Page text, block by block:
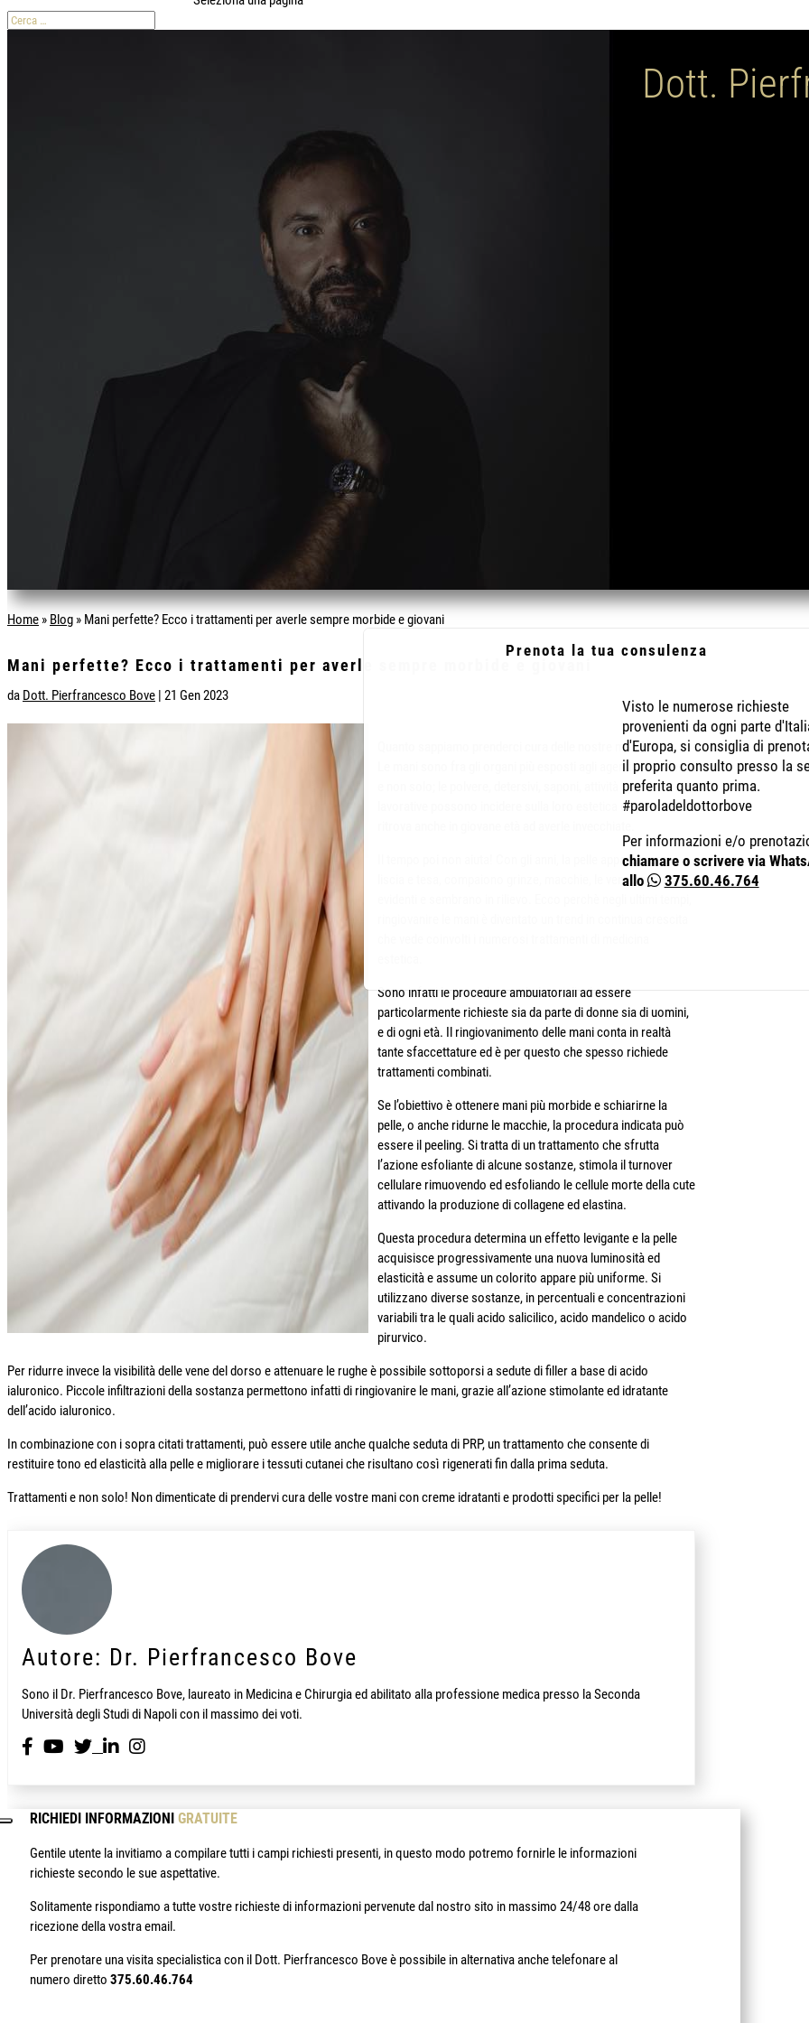
Dott.
Home » Blog » Mani perfette? Ecco i trattamenti per averle sempre morbide e giovani
Mani perfette? Ecco i trattamenti per averle sempre morbide e giovani
da Dott. Pierfrancesco Bove | 21 Gen 2023
Quanto sappiamo prenderci cura delle nostre mani?
Le mani sono fra gli organi più esposti agli agenti atmosferici
e non solo; le polvere, detersivi, saponi, attività sportive o
lavorative possono incidere sulla loro estetica e spesso ci si
Il tempo poi non aiuta! Con gli anni, la pelle appare meno
liscia e tesa, compaiono grinze, macchie, le vene sono più
Sono infatti le procedure ambulatoriali ad essere
particolarmente richieste sia da parte di donne sia di uomini,
e di ogni età. Il ringiovanimento delle mani conta in realtà
tante sfaccettature ed è per questo che spesso richiede
trattamenti combinati.
Se l’obiettivo è ottenere mani più morbide e schiarirne la
pelle, o anche ridurne le macchie, la procedura indicata può
essere il peeling. Si tratta di un trattamento che sfrutta
l’azione esfoliante di alcune sostanze, stimola il turnover
cellulare rimuovendo ed esfoliando le cellule morte della cute
attivando la produzione di collagene ed elastina.
Questa procedura determina un effetto levigante e la pelle
acquisisce progressivamente una nuova luminosità ed
elasticità e assume un colorito appare più uniforme. Si
utilizzano diverse sostanze, in percentuali e concentrazioni
variabili tra le quali acido salicilico, acido mandelico o acido
pirurvico.
Per ridurre invece la visibilità delle vene del dorso e attenuare le rughe è possibile sottoporsi a sedute di filler a base di acido
ialuronico. Piccole infiltrazioni della sostanza permettono infatti di ringiovanire le mani, grazie all’azione stimolante ed idratante
dell’acido ialuronico.
In combinazione con i sopra citati trattamenti, può essere utile anche qualche seduta di PRP, un trattamento che consente di
restituire tono ed elasticità alla pelle e migliorare i tessuti cutanei che risultano così rigenerati fin dalla prima seduta.
Trattamenti e non solo! Non dimenticate di prendervi cura delle vostre mani con creme idratanti e prodotti specifici per la pelle!
Autore: Dr. Pierfrancesco Bove
Sono il Dr. Pierfrancesco Bove, laureato in Medicina e Chirurgia ed abilitato alla professione medica presso la Seconda
Università degli Studi di Napoli con il massimo dei voti.
RICHIEDI INFORMAZIONI GRATUITE
Gentile utente la invitiamo a compilare tutti i campi richiesti presenti, in questo modo potremo fornirle le informazioni
richieste secondo le sue aspettative.
Solitamente rispondiamo a tutte vostre richieste di informazioni pervenute dal nostro sito in massimo 24/48 ore dalla
ricezione della vostra email.
Per prenotare una visita specialistica con il Dott. Pierfrancesco Bove è possibile in alternativa anche telefonare al
numero diretto 375.60.46.764
Prenota la tua consulenza
Visto le numerose richieste
provenienti da ogni parte
d'Europa, si consiglia di
il proprio consulto presso la
preferita quanto prima.
#paroladeldottorbove
Per informazioni e/o
chiamare o scrivere via
allo
375.60.46.764